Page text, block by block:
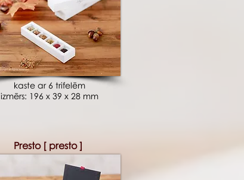
kaste ar 6 trifelēm
izmērs: 196 x 39 x 28 mm
Presto [ presto ]